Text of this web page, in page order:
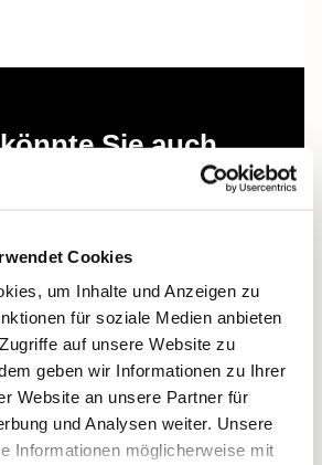
Cookies
um Inhalte und Anzeigen zu
für soziale Medien anbieten
auf unsere Website zu
geben wir Informationen zu Ihrer
Website an unsere Partner für
und Analysen weiter. Unsere
Informationen möglicherweise mit
Sie auch